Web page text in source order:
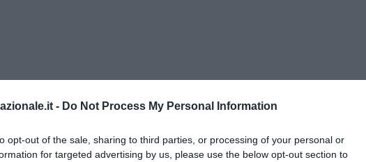
- Do Not Process My Personal Information
opt-out of the sale, sharing to third parties, or processing of your personal or
for targeted advertising by us, please use the below opt-out section to